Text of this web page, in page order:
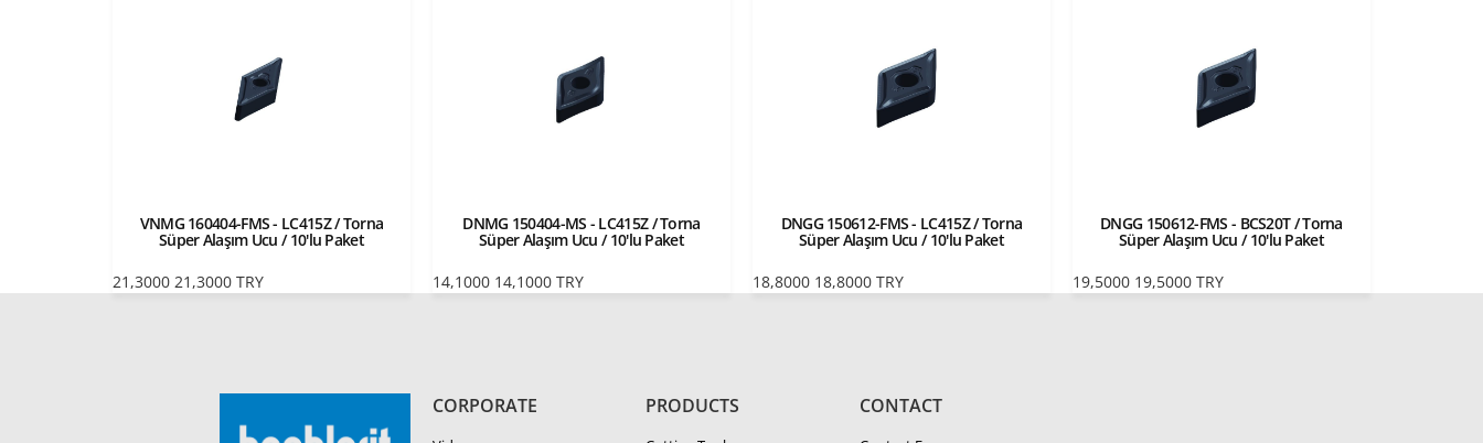
VNMG 160404-FMS - LC415Z / Torna
Süper Alaşım Ucu / 10'lu Paket
21,3000 21,3000 TRY
DNMG 150404-MS - LC415Z / Torna
Süper Alaşım Ucu / 10'lu Paket
14,1000 14,1000 TRY
DNGG 150612-FMS - LC415Z / Torna
Süper Alaşım Ucu / 10'lu Paket
18,8000 18,8000 TRY
DNGG 150612-FMS - BCS20T / Torna
Süper Alaşım Ucu / 10'lu Paket
19,5000 19,5000 TRY
CORPORATE PRODUCTS CONTACT